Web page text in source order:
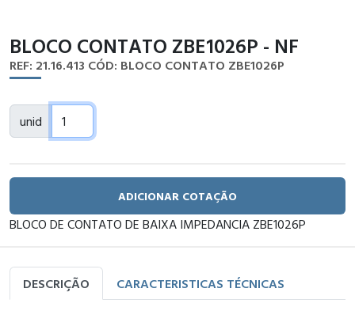
BLOCO CONTATO ZBE1026P - NF
REF: 21.16.413 CÓD: BLOCO CONTATO ZBE1026P
unid
ADICIONAR COTAÇÃO
BLOCO DE CONTATO DE BAIXA IMPEDANCIA ZBE1026P
DESCRIÇÃO CARACTERISTICAS TÉCNICAS